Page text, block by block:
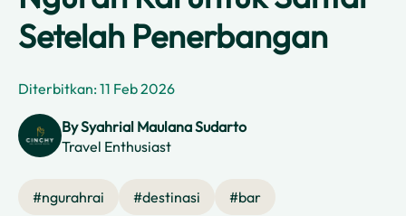
Setelah Penerbangan
Diterbitkan: 11 Feb 2026
BySyahrial Maulana Sudarto
Travel Enthusiast
#ngurahrai #destinasi #bar